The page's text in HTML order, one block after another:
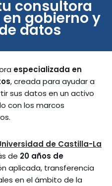
consultora
gobierno y
datos
especializada en
, creada para ayudar a
sus datos en un activo
con los marcos
de Castilla-La
de 20 años de
aplicada, transferencia
en el ámbito de la